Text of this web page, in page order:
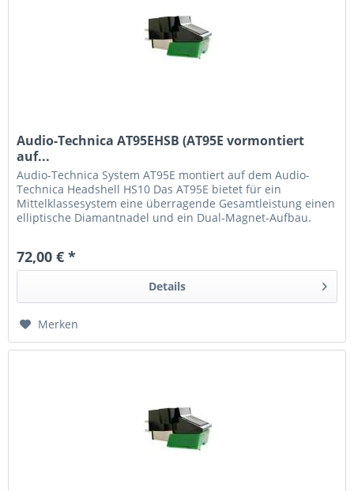
Audio-Technica AT95EHSB (AT95E vormontiert
auf...
Audio-Technica System AT95E montiert auf dem Audio-
Technica Headshell HS10 Das AT95E bietet für ein
Mittelklassesystem eine überragende Gesamtleistung einen
elliptische Diamantnadel und ein Dual-Magnet-Aufbau.
72,00 € *
Details
Merken